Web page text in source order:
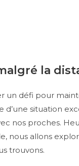
la
défi pour
situation
nos proches.
nous allons
trouvons.